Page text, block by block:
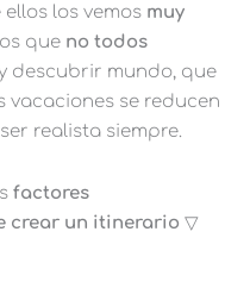
ellos los vemos muy
que no todos
descubrir mundo, que
vacaciones se reducen
realista siempre.
factores
crear un itinerario ▽